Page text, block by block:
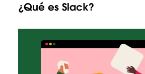
¿Qué es Slack?